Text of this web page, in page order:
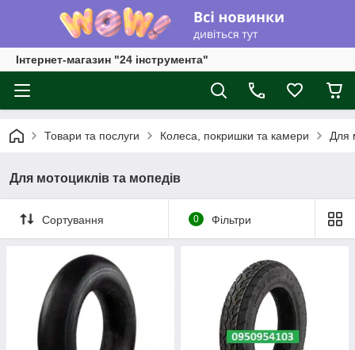
Інтернет-магазин "24 інструмента"
Товари та послуги Колеса, покришки та камери Для
Для мотоциклів та мопедів
Сортування 0 Фільтри